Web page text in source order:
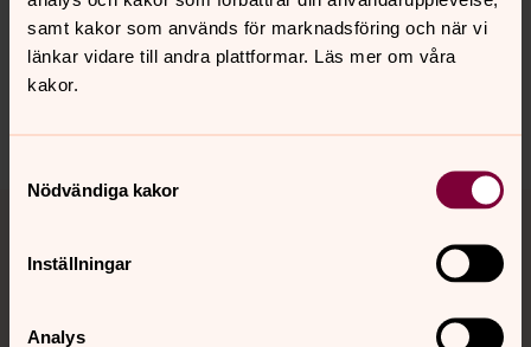
samt kakor som används för marknadsföring och när vi
länkar vidare till andra plattformar. Läs mer om våra
kakor.
Nödvändiga kakor
Inställningar
Analys
johannes.forsamling.sthlm@svenskakyrkan.se
Dela
Tillbaka till toppen
Tillbaka till innehållet